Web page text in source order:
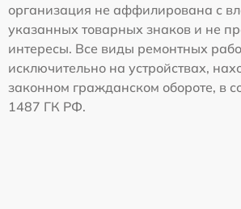
организация не аффилирована с
указанных товарных знаков и не
интересы. Все виды ремонтных
исключительно на устройствах,
законном гражданском обороте, в
1487 ГК РФ.